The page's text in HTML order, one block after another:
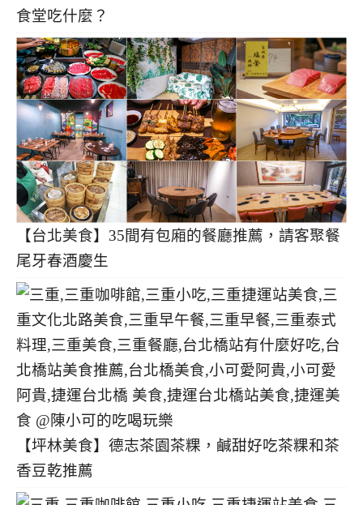
食堂吃什麼？
【台北美食】35間有包廂的餐廳推薦，請客聚餐
尾牙春酒慶生
【坪林美食】德志茶園茶粿，鹹甜好吃茶粿和茶
香豆乾推薦